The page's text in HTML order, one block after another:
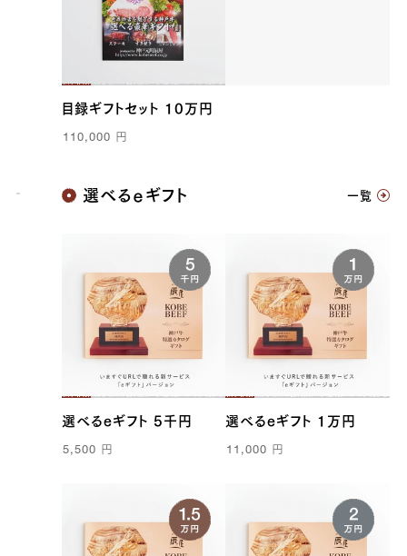
目録ギフトセット 10万円
110,000 円
神戸牛
選べるｅギフト 一覧
選べるeギフト 5千円
5,500 円
選べるeギフト 1万円
11,000 円